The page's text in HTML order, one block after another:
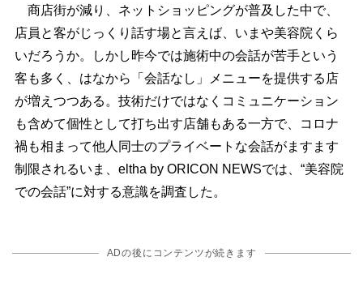
商店街が減り、ネットショッピングが普及した中で、
店員と客がじっくり話す場と言えば、いまや美容院くら
いだろうか。しかし昨今では施術中の会話が苦手という
客も多く、はなから「会話なし」メニューを提供する店
が増えつつある。技術だけではなくコミュニケーション
も含めて個性として打ち出す店舗もある一方で、コロナ
禍も相まって他人同士のプライベートな会話がますます
制限されるいま、eltha by ORICON NEWSでは、“美容院
での会話”に対する意識を調査した。
ADの後にコンテンツが続きます